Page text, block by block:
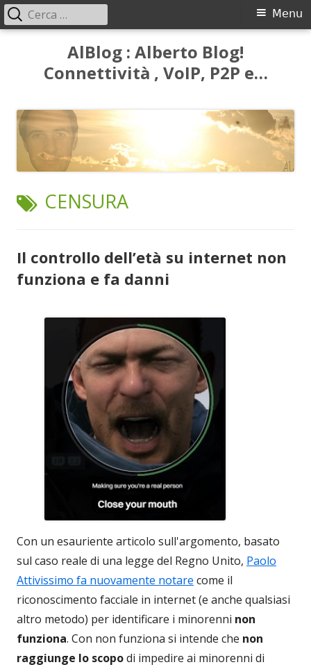
contenuto
AlBlog : Alberto Blog!
Connettività , VoIP, P2P e…
Menu
principale
Menu
Ricerca
per:
TAG:
CENSURA
Il controllo dell’età su internet non
funziona e fa danni
Con un esauriente articolo sull'argomento, basato
sul caso reale di una legge del Regno Unito, Paolo
Attivissimo fa nuovamente notare come il
riconoscimento facciale in internet (e anche qualsiasi
altro metodo) per identificare i minorenni non
funziona. Con non funziona si intende che non
raggiunge lo scopodi impedire ai minorenni di